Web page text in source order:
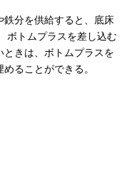
分を供給すると、底床
ボトムプラスを差し込む
きは、ボトムプラスを
ることができる。